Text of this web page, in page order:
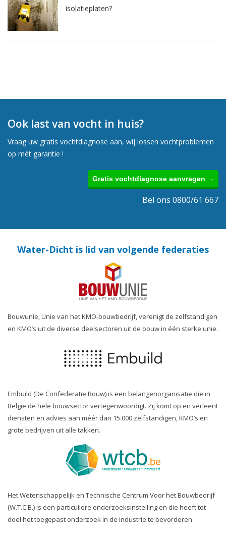
isolatieplaten?
Ook last van vocht in huis?
Vraag uw gratis vochtdiagnose aan, wij lossen vochtproblemen
op mét garantie !
Gratis vochtdiagnose aanvragen →
Bel ons 0800/61 667
Water-Dicht is lid van volgende federaties
Bouwunie, Unie van het KMO-bouwbedrijf, verenigt de zelfstandigen
en KMO’s uit de diverse deelsectoren uit de bouw in één sterke unie.
Embuild (De Confederatie Bouw) is een belangenorganisatie die in
België de hele bouwsector vertegenwoordigt. Zij komt op en verleent
diensten en advies aan méér dan 15.000 zelfstandigen, KMO’s en
grote bedrijven uit alle takken.
Het Wetenschappelijk en Technische Centrum Voor het Bouwbedrijf
(W.T.C.B.) is een particuliere onderzoeksinstelling en die heeft tot
doel het toegepast onderzoek in de industrie te bevorderen.